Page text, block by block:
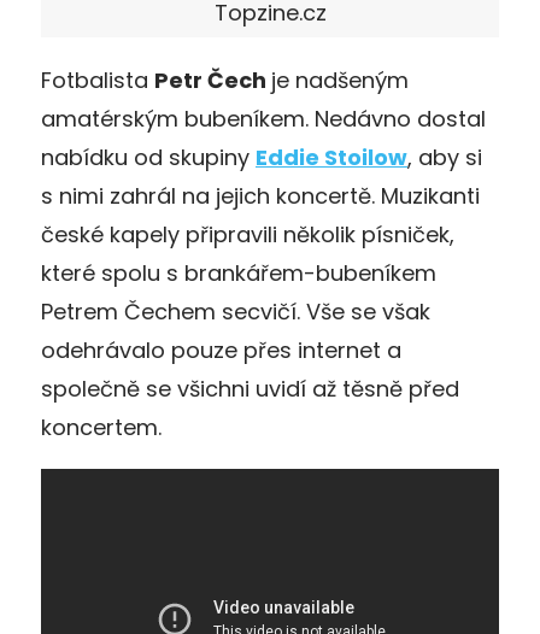
Topzine.cz
Fotbalista Petr Čech je nadšeným
amatérským bubeníkem. Nedávno dostal
nabídku od skupiny Eddie Stoilow, aby si
s nimi zahrál na jejich koncertě. Muzikanti
české kapely připravili několik písniček,
které spolu s brankářem-bubeníkem
Petrem Čechem secvičí. Vše se však
odehrávalo pouze přes internet a
společně se všichni uvidí až těsně před
koncertem.